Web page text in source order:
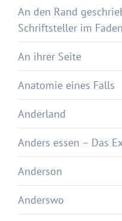
An den Rand
Schriftsteller im
An ihrer Seite
Anatomie eines Falls
Anderland
Anders essen – Das
Anderson
Anderswo